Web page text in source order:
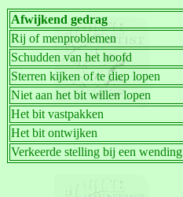
Afwijkend gedrag
Rij of menproblemen
Schudden van het hoofd
Sterren kijken of te diep lopen
Niet aan het bit willen lopen
Het bit vastpakken
Het bit ontwijken
Verkeerde stelling bij een wending